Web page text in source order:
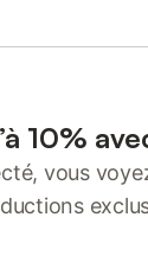
10%
vous